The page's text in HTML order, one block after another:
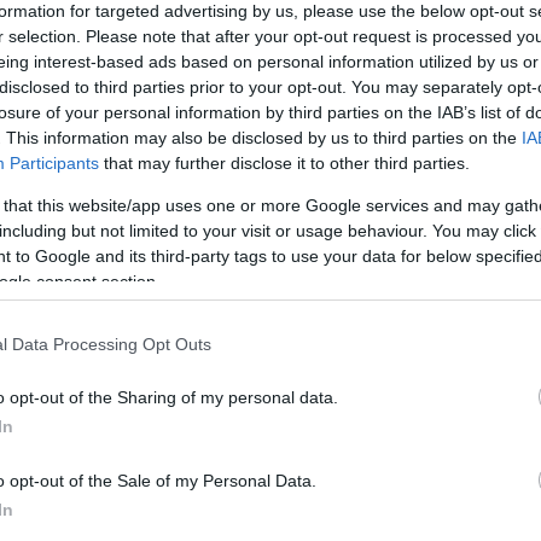
for targeted advertising by us, please use the below opt-out
selection. Please note that after your opt-out request is processed
interest-based ads based on personal information utilized by us
to third parties prior to your opt-out. You may separately
of your personal information by third parties on the IAB’s list of
This information may also be disclosed by us to third parties on the
Participants that may further disclose it to other third parties.
that this website/app uses one or more Google services and may
but not limited to your visit or usage behaviour. You may
to Google and its third-party tags to use your data for below
consent section.
Data Processing Opt Outs
opt-out of the Sharing of my personal data.
opt-out of the Sale of my Personal Data.
Link másolása
magyar focista, és a legjobban fizetett
éves fizetését senki meg sem
rangsorolta a focisták milliós fizetését